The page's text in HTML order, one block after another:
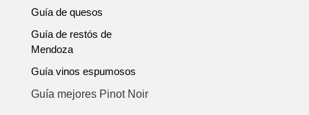
Guía de quesos
Guía de restós de
Mendoza
Guía vinos espumosos
Guía mejores Pinot Noir